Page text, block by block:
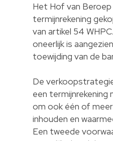
Het Hof van
termijnrekening
van artikel 54
oneerlijk is
toewijding van de
De
een
om ook één of
inhouden en
Een tweede